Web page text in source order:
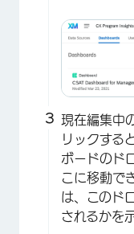
現在編集中
リックする
ボードのド
こに移動で
は、このド
されるかを